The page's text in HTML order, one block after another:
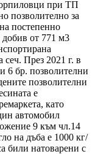
при ТП
позволително за
постепенно
добив от 771 м3
сеч. През 2021 г. в
6 бр. позволителни
позволителни
е
като
автомобил
9 към чл.14
на дъба е 1000 кг/
били натоварени с